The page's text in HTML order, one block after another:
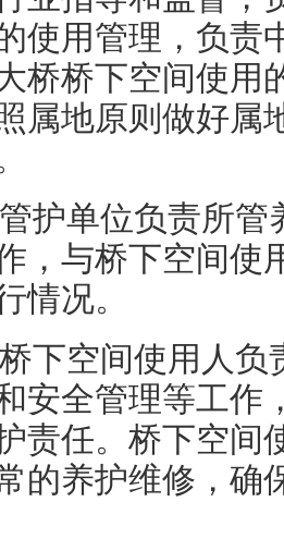
使用管理，负责
桥桥下空间使用
属地原则做好属
护单位负责所管
，与桥下空间使
情况。
下空间使用人负
安全管理等工作
责任。桥下空间
的养护维修，确